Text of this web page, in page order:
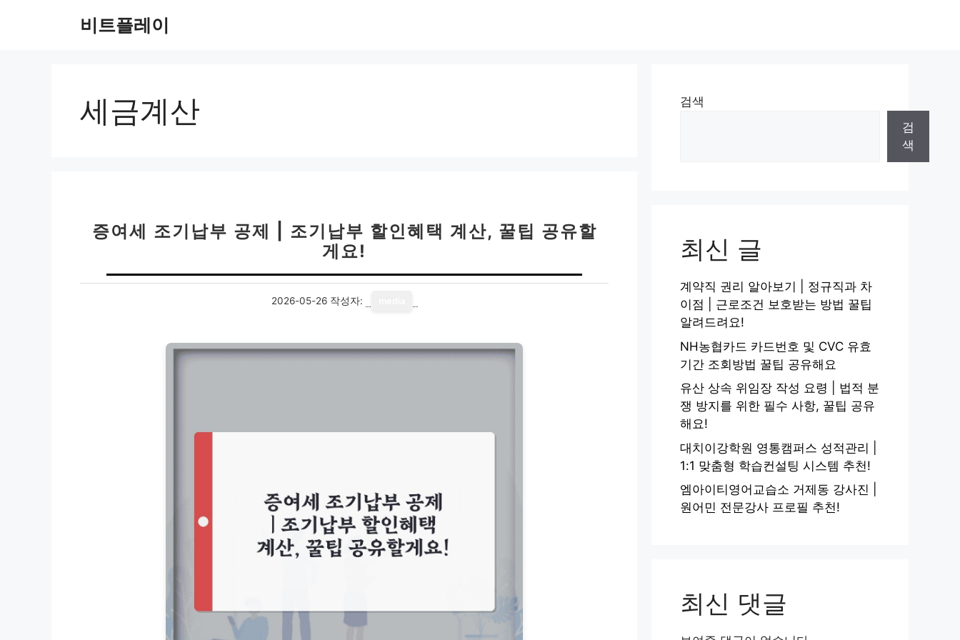
비트플레이
세금계산
증여세 조기납부 공제 | 조기납부 할인혜택 계산, 꿀팁 공유할
게요!
2026-05-26 작성자:
검색
검
색
최신 글
계약직 권리 알아보기 | 정규직과 차
이점 | 근로조건 보호받는 방법 꿀팁
알려드려요!
NH농협카드 카드번호 및 CVC 유효
기간 조회방법 꿀팁 공유해요
유산 상속 위임장 작성 요령 | 법적 분
쟁 방지를 위한 필수 사항, 꿀팁 공유
해요!
대치이강학원 영통캠퍼스 성적관리 |
1:1 맞춤형 학습컨설팅 시스템 추천!
엠아이티영어교습소 거제동 강사진 |
원어민 전문강사 프로필 추천!
최신 댓글